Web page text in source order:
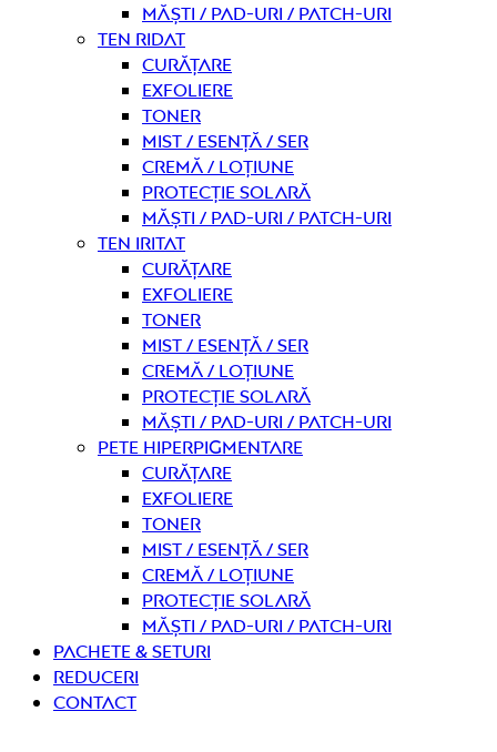
Măști / Pad-uri / Patch-uri
Ten ridat
curățare
Exfoliere
Toner
Mist / Esență / Ser
Cremă / Loțiune
Protecție solară
Măști / Pad-uri / Patch-uri
Ten iritat
curățare
Exfoliere
Toner
Mist / Esență / Ser
Cremă / Loțiune
Protecție solară
Măști / Pad-uri / Patch-uri
Pete hiperpigmentare
curățare
Exfoliere
Toner
Mist / Esență / Ser
Cremă / Loțiune
Protecție solară
Măști / Pad-uri / Patch-uri
PACHETE & SETURI
REDUCERI
Contact